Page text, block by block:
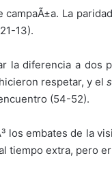
La
13).
la diferencia a dos
respetar, y el
(54-52).
los embates de la
tiempo extra, pero